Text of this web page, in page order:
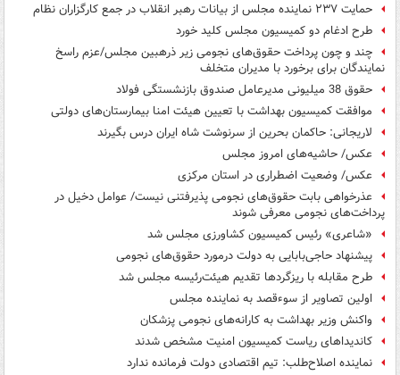
حمایت ۲۳۷ نماینده مجلس از بیانات رهبر انقلاب در جمع کارگزاران نظام
طرح ادغام دو کمیسیون مجلس کلید خورد
چند و چون پرداخت حقوق‌های نجومی زیر ذره‎بین مجلس/عزم راسخ
نمایندگان برای برخورد با مدیران متخلف
حقوق 38 میلیونی مدیرعامل صندوق بازنشستگی فولاد
موافقت کمیسیون بهداشت با تعیین هیئت امنا بیمارستان‌های دولتی
لاریجانی: حاکمان بحرین از سرنوشت شاه ایران درس بگیرند
عکس/ حاشیه‌های امروز مجلس
عکس/ وضعیت اضطراری در استان مرکزی
عذرخواهی بابت حقوق‌های نجومی پذیرفتنی نیست/ عوامل دخیل در
پرداخت‌های نجومی معرفی شوند
«شاعری» رئیس کمیسیون کشاورزی مجلس شد
پیشنهاد حاجی‌بابایی به دولت درمورد حقوق‌های نجومی
طرح مقابله با ریزگردها تقدیم هیئت‌رئیسه مجلس شد
اولین تصاویر از سوءقصد به نماینده مجلس
واکنش وزیر بهداشت به کارانه‌های نجومی پزشکان
کاندیداهای ریاست کمیسیون امنیت مشخص شدند
نماینده اصلاح‌طلب: تیم اقتصادی دولت فرمانده ندارد